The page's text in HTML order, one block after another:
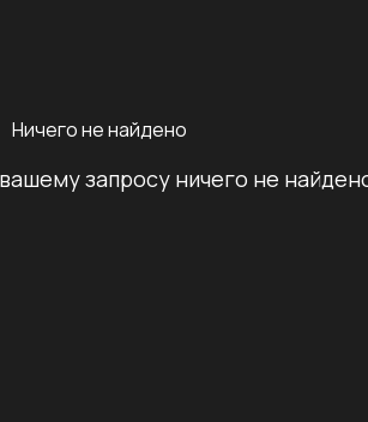
Ничего не найдено
запросу ничего не